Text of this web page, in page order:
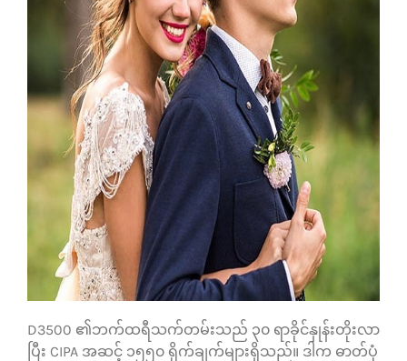
D3500 ၏ဘက်ထရီသက်တမ်းသည် ၃၀ ရာခိုင်နှုန်းတိုးလာ
ပြီး CIPA အဆင့် ၁၅၅၀ ရိုက်ချက်များရှိသည်။ ဒါက ဓာတ်ပုံ